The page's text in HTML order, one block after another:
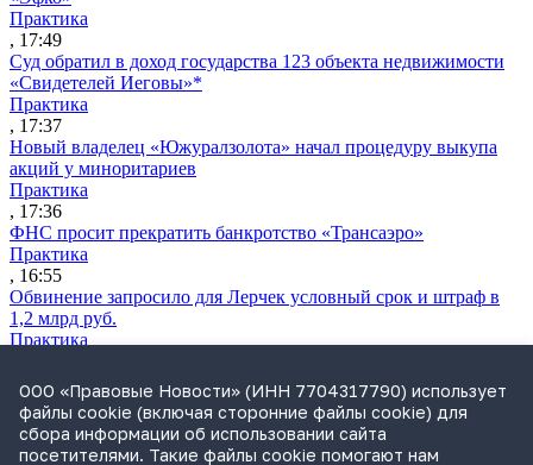
Практика
, 17:49
Суд обратил в доход государства 123 объекта недвижимости
«Свидетелей Иеговы»*
Практика
, 17:37
Новый владелец «Южуралзолота» начал процедуру выкупа
акций у миноритариев
Практика
, 17:36
ФНС просит прекратить банкротство «Трансаэро»
Практика
, 16:55
Обвинение запросило для Лерчек условный срок и штраф в
1,2 млрд руб.
Практика
Суд подтвердил право фермера на выкуп арендуемого
сельхозучастка
Практика
, 15:49
ООО «Правовые Новости» (ИНН 7704317790) использует
файлы cookie (включая сторонние файлы cookie) для
сбора информации об использовании сайта
посетителями. Такие файлы cookie помогают нам